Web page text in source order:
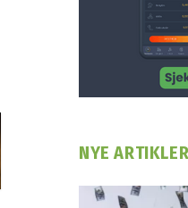
NYE ARTIKLER